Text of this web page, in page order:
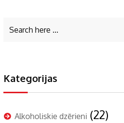
Kategorijas
Alkoholiskie dzērieni (22)